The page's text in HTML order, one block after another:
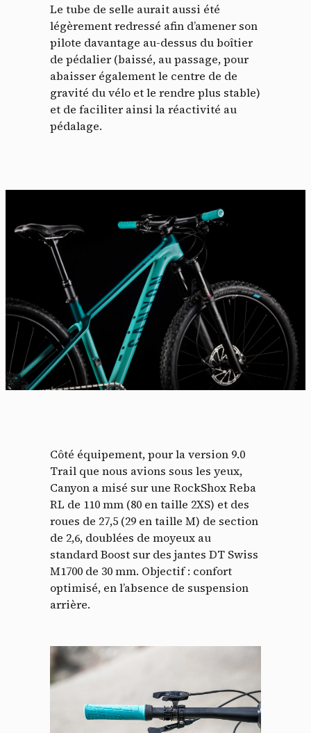
Le tube de selle aurait aussi été
légèrement redressé afin d’amener son
pilote davantage au-dessus du boîtier
de pédalier (baissé, au passage, pour
abaisser également le centre de de
gravité du vélo et le rendre plus stable)
et de faciliter ainsi la réactivité au
pédalage.
Côté équipement, pour la version 9.0
Trail que nous avions sous les yeux,
Canyon a misé sur une RockShox Reba
RL de 110 mm (80 en taille 2XS) et des
roues de 27,5 (29 en taille M) de section
de 2,6, doublées de moyeux au
standard Boost sur des jantes DT Swiss
M1700 de 30 mm. Objectif : confort
optimisé, en l’absence de suspension
arrière.